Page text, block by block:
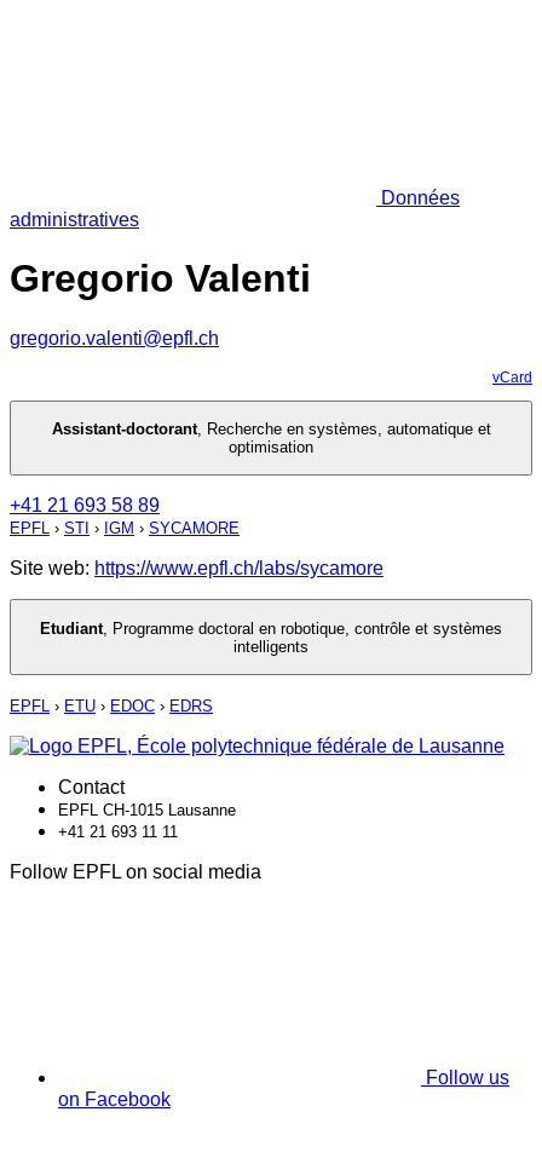
Données
administratives
Gregorio Valenti
gregorio.valenti@epfl.ch
vCard
Assistant-doctorant, Recherche en systèmes, automatique et
optimisation
+41 21 693 58 89
EPFL › STI › IGM › SYCAMORE
Site web: https://www.epfl.ch/labs/sycamore
Etudiant Programme doctoral en robotique, contrôle et systèmes
intelligents
EPFL › ETU › EDOC › EDRS
Contact
EPFL CH-1015 Lausanne
+41 21 693 11 11
Follow EPFL on social media
Follow us
on Facebook